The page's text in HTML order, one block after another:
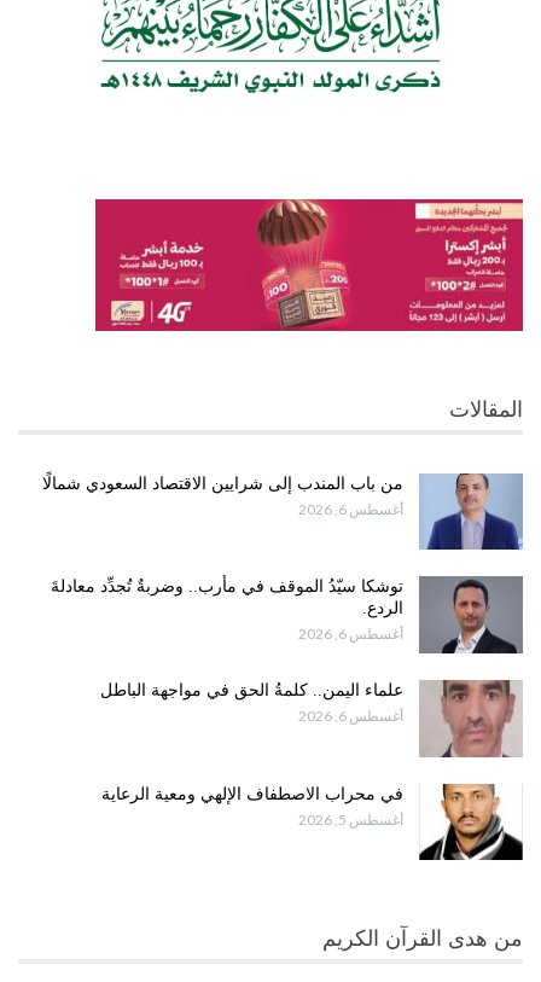
المقالات
من باب المندب إلى شرايين الاقتصاد السعودي شمالًا
أغسطس 6, 2026
توشكا سيّدُ الموقف في مأرب.. وضربةٌ تُجدِّد معادلةَ
الردع.
أغسطس 6, 2026
علماء اليمن.. كلمةُ الحق في مواجهة الباطل
أغسطس 6, 2026
في محراب الاصطفاف الإلهي ومعية الرعاية
أغسطس 5, 2026
من هدى القرآن الكريم